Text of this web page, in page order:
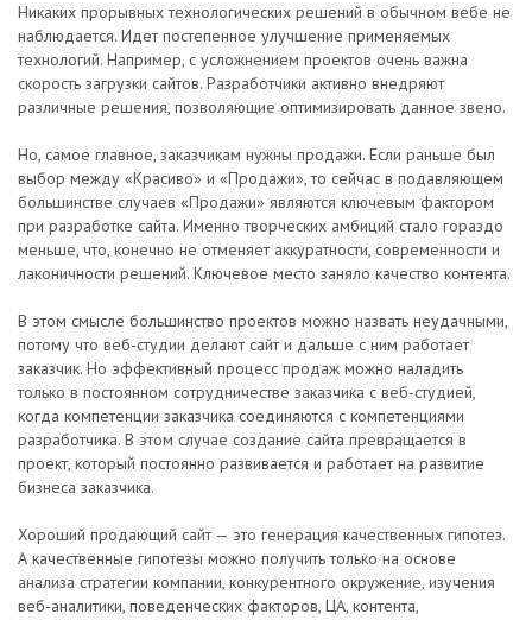
Никаких прорывных технологических решений в обычном вебе не
наблюдается. Идет постепенное улучшение применяемых
технологий. Например, с усложнением проектов очень важна
скорость загрузки сайтов. Разработчики активно внедряют
различные решения, позволяющие оптимизировать данное звено.
Но, самое главное, заказчикам нужны продажи. Если раньше был
выбор между «Красиво» и «Продажи», то сейчас в подавляющем
большинстве случаев «Продажи» являются ключевым фактором
при разработке сайта. Именно творческих амбиций стало гораздо
меньше, что, конечно не отменяет аккуратности, современности и
лаконичности решений. Ключевое место заняло качество контента.
В этом смысле большинство проектов можно назвать неудачными,
потому что веб-студии делают сайт и дальше с ним работает
заказчик. Но эффективный процесс продаж можно наладить
только в постоянном сотрудничестве заказчика с веб-студией,
когда компетенции заказчика соединяются с компетенциями
разработчика. В этом случае создание сайта превращается в
проект, который постоянно развивается и работает на развитие
бизнеса заказчика.
Хороший продающий сайт — это генерация качественных гипотез.
А качественные гипотезы можно получить только на основе
анализа стратегии компании, конкурентного окружение, изучения
веб-аналитики, поведенческих факторов, ЦА, контента,